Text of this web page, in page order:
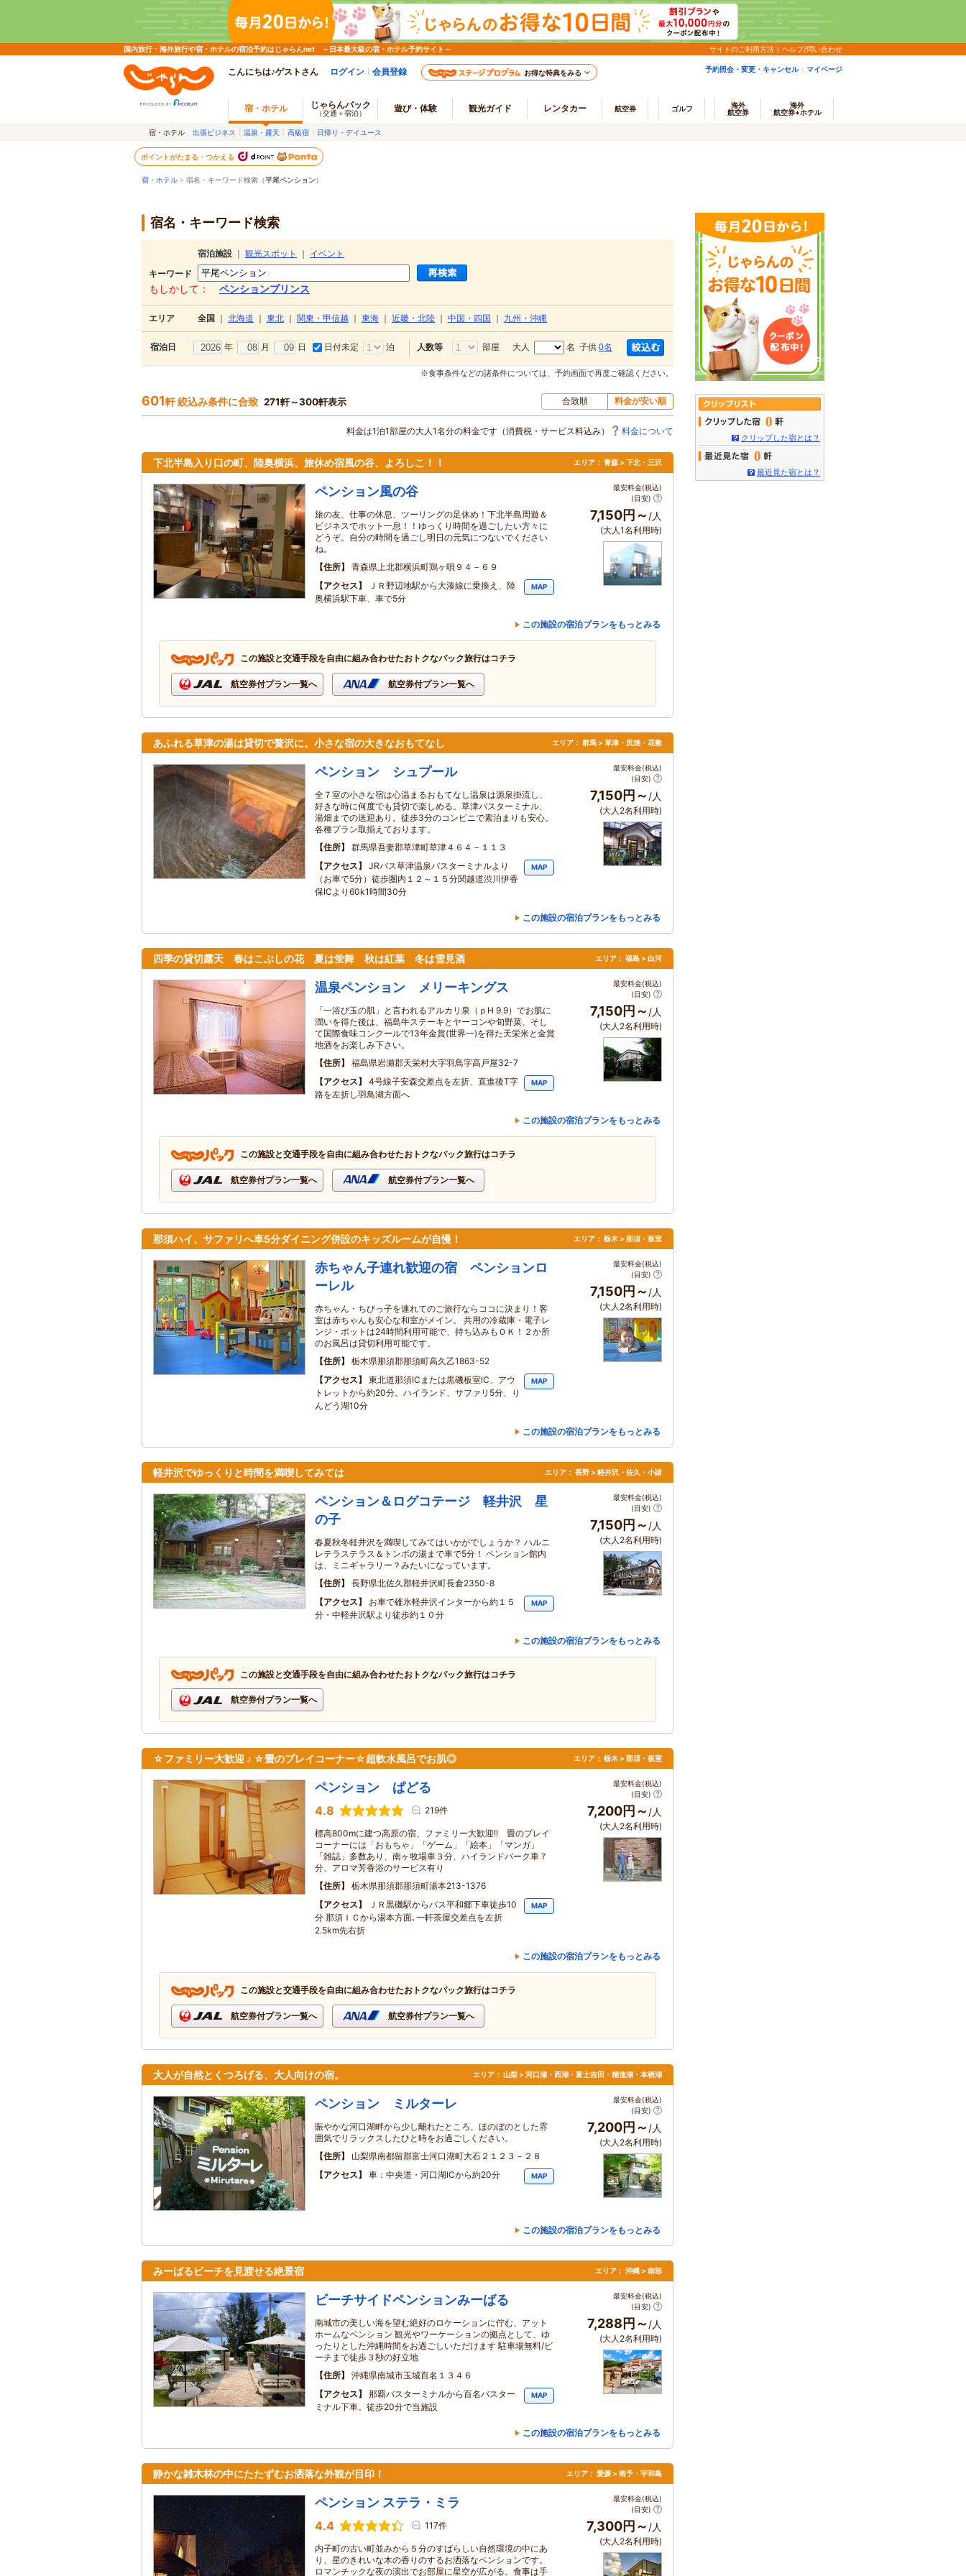
国内旅行・海外旅行や宿・ホテルの宿泊予約はじゃらんnet ～日本最大級の宿・ホテル予約サイト～ サイトのご利用方法 ヘルプ/問い合わせ
こんにちは♪ゲストさん ログイン 会員登録 お得な特典をみる 予約照会・変更・キャンセル マイページ
宿・ホテル じゃらんパック
（交通＋宿泊） 遊び・体験 観光ガイド レンタカー 航空券 ゴルフ
海外
航空券
海外
航空券+ホテル
宿・ホテル 出張ビジネス 温泉・露天 高級宿 日帰り・デイユース
ポイントがたまる・つかえる
宿・ホテル > 宿名・キーワード検索（平尾ペンション）
宿名・キーワード検索
宿泊施設 観光スポット
イベント
キーワード
もしかして： ペンションプリンス
エリア 全国 北海道 東北 関東・甲信越 東海 近畿・北陸 中国・四国 九州・沖縄
宿泊日 年 月 日 日付未定 泊 人数等 部屋 大人 名 子供 0名
※食事条件などの諸条件については、予約画面で再度ご確認ください。
601軒 絞込み条件に合致 271軒～300軒表示 合致順 料金が安い順
料金は1泊1部屋の大人1名分の料金です（消費税・サービス料込み） 料金について
下北半島入り口の町、陸奥横浜、旅休め宿風の谷、よろしこ！！ エリア： 青森 > 下北・三沢
ペンション風の谷
旅の友、仕事の休息、ツーリングの足休め！下北半島周遊＆
ビジネスでホット一息！！ゆっくり時間を過ごしたい方々に
どうぞ。自分の時間を過ごし明日の元気につないでください
ね。
住所
青森県上北郡横浜町鶏ヶ唄９４－６９
アクセス
ＪＲ野辺地駅から大湊線に乗換え、陸
奥横浜駅下車、車で5分
MAP
最安料金(税込)
(目安)
7,150円～ /人
(大人1名利用時)
この施設の宿泊プランをもっとみる
この施設と交通手段を自由に組み合わせたおトクなパック旅行はコチラ
航空券付プラン一覧へ 航空券付プラン一覧へ
あふれる草津の湯は貸切で贅沢に。小さな宿の大きなおもてなし エリア： 群馬 > 草津・尻焼・花敷
ペンション シュプール
全７室の小さな宿は心温まるおもてなし温泉は源泉掛流し、
好きな時に何度でも貸切で楽しめる。草津バスターミナル、
湯畑までの送迎あり。徒歩3分のコンビニで素泊まりも安心。
各種プラン取揃えております。
住所
群馬県吾妻郡草津町草津４６４－１１３
アクセス
JRバス草津温泉バスターミナルより
（お車で5分）徒歩圏内１２～１５分関越道渋川伊香
保ICより60k1時間30分
MAP
最安料金(税込)
(目安)
7,150円～ /人
(大人2名利用時)
この施設の宿泊プランをもっとみる
四季の貸切露天 春はこぶしの花 夏は蛍舞 秋は紅葉 冬は雪見酒 エリア： 福島 > 白河
温泉ペンション メリーキングス
「一浴び玉の肌」と言われるアルカリ泉（ｐH 9.9）でお肌に
潤いを得た後は、福島牛ステーキとヤーコンや旬野菜、そし
て国際食味コンクールで13年金賞(世界一)を得た天栄米と金賞
地酒をお楽しみ下さい。
住所
福島県岩瀬郡天栄村大字羽鳥字高戸屋32-7
アクセス
4号線子安森交差点を左折、直進後T字
路を左折し羽鳥湖方面へ
MAP
最安料金(税込)
(目安)
7,150円～ /人
(大人2名利用時)
この施設の宿泊プランをもっとみる
この施設と交通手段を自由に組み合わせたおトクなパック旅行はコチラ
航空券付プラン一覧へ 航空券付プラン一覧へ
那須ハイ、サファリへ車5分ダイニング併設のキッズルームが自慢！ エリア： 栃木 > 那須・板室
赤ちゃん子連れ歓迎の宿 ペンションロ
ーレル
赤ちゃん・ちびっ子を連れてのご旅行ならココに決まり！客
室は赤ちゃんも安心な和室がメイン。 共用の冷蔵庫・電子レ
ンジ・ポットは24時間利用可能で、持ち込みもＯＫ！２か所
のお風呂は貸切利用可能です。
住所
栃木県那須郡那須町高久乙1863-52
アクセス
東北道那須ICまたは黒磯板室IC、アウ
トレットから約20分。ハイランド、サファリ5分、り
んどう湖10分
MAP
最安料金(税込)
(目安)
7,150円～ /人
(大人2名利用時)
この施設の宿泊プランをもっとみる
軽井沢でゆっくりと時間を満喫してみては エリア： 長野 > 軽井沢・佐久・小諸
ペンション＆ログコテージ 軽井沢 星
の子
春夏秋冬軽井沢を満喫してみてはいかがでしょうか？ ハルニ
レテラステラス＆トンボの湯まで車で5分！ ペンション館内
は、ミニギャラリー？みたいになっています。
住所
長野県北佐久郡軽井沢町長倉2350-8
アクセス
お車で碓氷軽井沢インターから約１５
分・中軽井沢駅より徒歩約１０分
MAP
最安料金(税込)
(目安)
7,150円～ /人
(大人2名利用時)
この施設の宿泊プランをもっとみる
この施設と交通手段を自由に組み合わせたおトクなパック旅行はコチラ
航空券付プラン一覧へ
☆ファミリー大歓迎 ♪ ☆畳のプレイコーナー☆超軟水風呂でお肌◎ エリア： 栃木 > 那須・板室
ペンション ぱどる
4.8 219件
標高800mに建つ高原の宿、ファミリー大歓迎!! 畳のプレイ
コーナーには「おもちゃ」「ゲーム」「絵本」「マンガ」
「雑誌」多数あり、南ヶ牧場車３分、ハイランドパーク車７
分、アロマ芳香浴のサービス有り
住所
栃木県那須郡那須町湯本213-1376
アクセス
ＪＲ黒磯駅からバス平和郷下車徒歩10
分 那須ＩＣから湯本方面､一軒茶屋交差点を左折
2.5km先右折
MAP
最安料金(税込)
(目安)
7,200円～/人
(大人2名利用時)
この施設の宿泊プランをもっとみる
この施設と交通手段を自由に組み合わせたおトクなパック旅行はコチラ
航空券付プラン一覧へ 航空券付プラン一覧へ
大人が自然とくつろげる、大人向けの宿。 エリア： 山梨 > 河口湖・西湖・富士吉田・精進湖・本栖湖
ペンション ミルターレ
賑やかな河口湖畔から少し離れたところ、ほのぼのとした雰
囲気でリラックスしたひと時をお過ごしください。
住所
山梨県南都留郡富士河口湖町大石２１２３－２８
アクセス
車：中央道・河口湖ICから約20分 MAP
最安料金(税込)
(目安)
7,200円～ /人
(大人2名利用時)
この施設の宿泊プランをもっとみる
みーばるビーチを見渡せる絶景宿 エリア： 沖縄 > 南部
ビーチサイドペンションみーばる
南城市の美しい海を望む絶好のロケーションに佇む、アット
ホームなペンション 観光やワーケーションの拠点として、ゆ
ったりとした沖縄時間をお過ごしいただけます 駐車場無料/ビ
ーチまで徒歩３秒の好立地
住所
沖縄県南城市玉城百名１３４６
アクセス
那覇バスターミナルから百名バスター
ミナル下車。徒歩20分で当施設
MAP
最安料金(税込)
(目安)
7,288円～ /人
(大人2名利用時)
この施設の宿泊プランをもっとみる
静かな雑木林の中にたたずむお洒落な外観が目印！ エリア： 愛媛 > 南予・宇和島
ペンション ステラ・ミラ
4.4 117件
内子町の古い町並みから５分のすばらしい自然環境の中にあ
り、星のきれいな木の香りのするお洒落なペンションです。
ロマンチックな夜の演出でお部屋に星空が広がる。食事は手
最安料金(税込)
(目安)
7,300円～ /人
(大人2名利用時)
0
クリップした宿とは？
0
最近見た宿とは？